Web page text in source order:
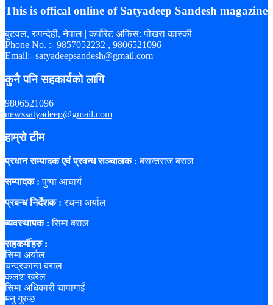
This is offical online of Satyadeep Sandesh magazine
बुटवल, रुपन्देही, नेपाल | कर्पोरेट अफिस: पोखरा कास्की
Phone No. :- 9857052232 , 9806521096
Email:- satyadeepsandesh@gmail.com
कुनै पनि सहकार्यको लागि
9806521096
newssatyadeep@gmail.com
हाम्रो टीम
प्रधान सम्पादक एवं प्रवन्ध सञ्चालक : बसन्तराज बराल
सम्पादक : पुष्पा आचार्य
प्रबन्ध निर्देशक : रचना अर्याल
ब्यवस्थापक : सिमा बराल
सहकर्मीहरु:
सिमा अर्याल
चन्द्रकान्त बराल
कलश खरेल
सिमा अधिकारी चापागाईं
मनु गुरुङ